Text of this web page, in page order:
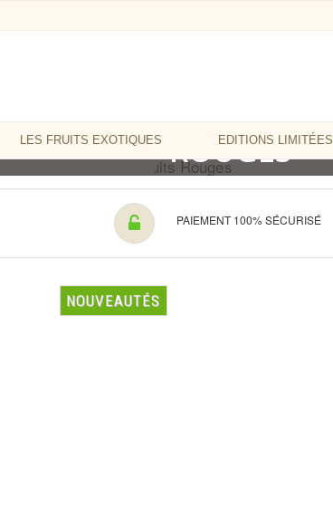
LES FRUITS EXOTIQUES EDITIONS LIMITÉES
ROUGES
PAIEMENT 100% SÉCURISÉ
NOUVEAUTÉS